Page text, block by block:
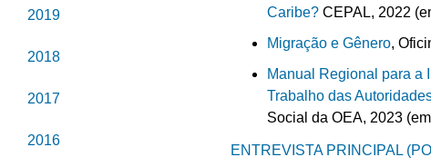
2019
2018
2017
2016
Caribe? CEPAL, 2022
Migração e Gênero,
Manual Regional para a
Trabalho das
Social da OEA, 2023
ENTREVISTA PRINCIPAL